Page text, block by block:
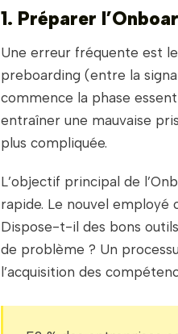
1. Préparer
Une erreur fréquente est
preboarding (entre la
commence la phase
entraîner une mauvaise
plus compliquée.
L’objectif principal de
rapide. Le nouvel employé
Dispose-t-il des bons
de problème ? Un
l’acquisition des